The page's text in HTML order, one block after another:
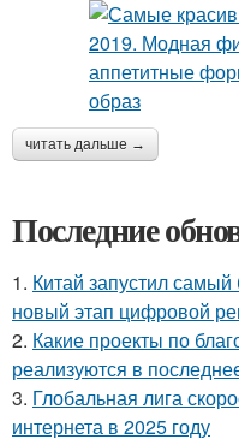
читать дальше →
Последние
1. Китай запустил
новый этап цифровой
2. Какие проекты по
реализуются в
3. Глобальная лига
интернета в 2025 году